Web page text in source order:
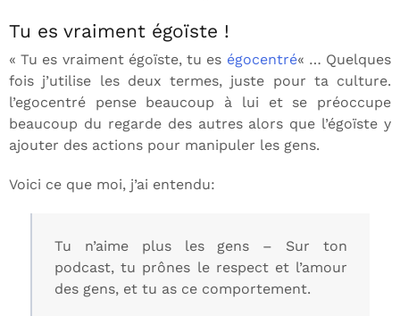
Tu es vraiment égoïste !
« Tu es vraiment égoïste, tu es égocentré« … Quelques
fois j’utilise les deux termes, juste pour ta culture.
l’egocentré pense beaucoup à lui et se préoccupe
beaucoup du regarde des autres alors que l’égoïste y
ajouter des actions pour manipuler les gens.
Voici ce que moi, j’ai entendu:
Tu n’aime plus les gens – Sur ton
podcast, tu prônes le respect et l’amour
des gens, et tu as ce comportement.